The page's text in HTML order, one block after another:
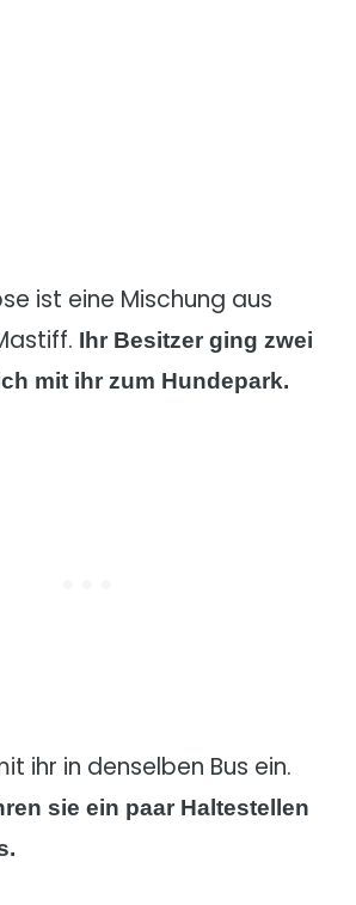
ist eine Mischung aus
Ihr Besitzer ging zwei
mit ihr zum Hundepark.
ihr in denselben Bus ein.
sie ein paar Haltestellen